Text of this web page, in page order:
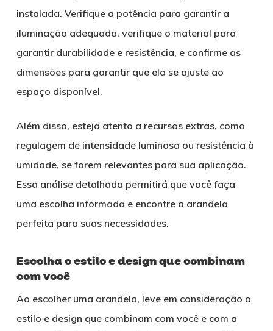
instalada. Verifique a potência para garantir a
iluminação adequada, verifique o material para
garantir durabilidade e resistência, e confirme as
dimensões para garantir que ela se ajuste ao
espaço disponível.
Além disso, esteja atento a recursos extras, como
regulagem de intensidade luminosa ou resistência à
umidade, se forem relevantes para sua aplicação.
Essa análise detalhada permitirá que você faça
uma escolha informada e encontre a arandela
perfeita para suas necessidades.
Escolha o estilo e design que combinam
com você
Ao escolher uma arandela, leve em consideração o
estilo e design que combinam com você e com a